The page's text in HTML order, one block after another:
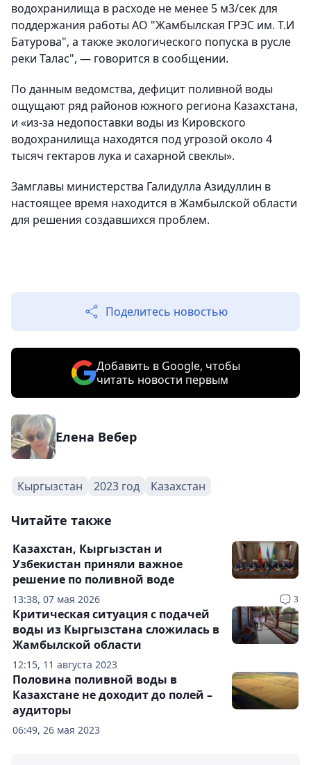
водохранилища в расходе не менее 5 м3/сек для
поддержания работы АО "Жамбылская ГРЭС им. Т.И
Батурова", а также экологического попуска в русле
реки Талас", — говорится в сообщении.
По данным ведомства, дефицит поливной воды
ощущают ряд районов южного региона Казахстана,
и «из-за недопоставки воды из Кировского
водохранилища находятся под угрозой около 4
тысяч гектаров лука и сахарной свеклы».
Замглавы министерства Галидулла Азидуллин в
настоящее время находится в Жамбылской области
для решения создавшихся проблем.
Поделитесь новостью
Добавить в Google, чтобы
читать новости первым
Елена Вебер
Кыргызстан 2023 год Казахстан
Читайте также
13:38, 07 мая 2026 3
Казахстан, Кыргызстан и
Узбекистан приняли важное
решение по поливной воде
12:15, 11 августа 2023
Критическая ситуация с подачей
воды из Кыргызстана сложилась в
Жамбылской области
06:49, 26 мая 2023
Половина поливной воды в
Казахстане не доходит до полей –
аудиторы